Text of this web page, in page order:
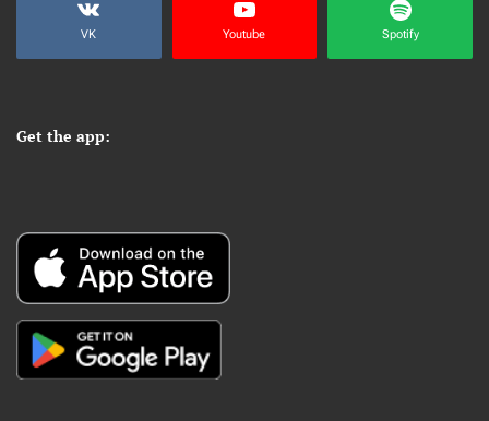
VK Youtube Spotify
Get the app: